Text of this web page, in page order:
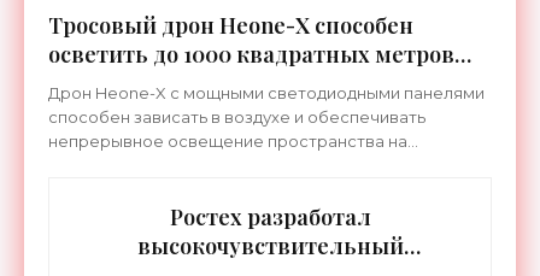
Тросовый дрон Heone-X способен
осветить до 1000 квадратных метров
земли - «Беспилотники»
Дрон Heone-X с мощными светодиодными панелями
способен зависать в воздухе и обеспечивать
непрерывное освещение пространства на
Ростех разработал
высокочувствительный